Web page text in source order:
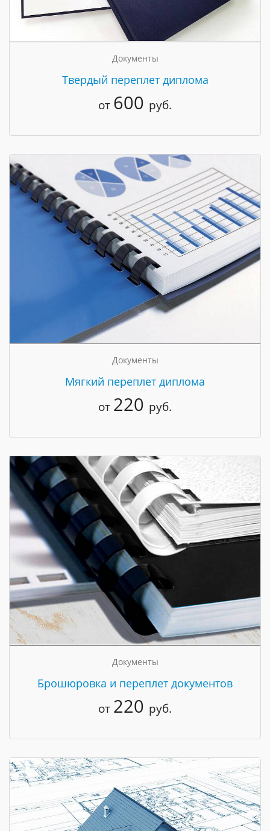
Документы
Твердый переплет диплома
от 600 руб.
Документы
Мягкий переплет диплома
от 220 руб.
Документы
Брошюровка и переплет документов
от 220 руб.